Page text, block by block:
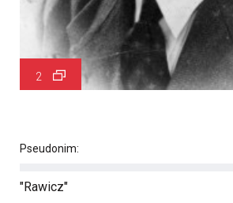
2
Pseudonim:
"Rawicz"